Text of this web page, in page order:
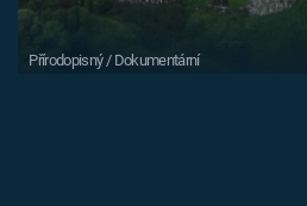
Přírodopisný / Dokumentární